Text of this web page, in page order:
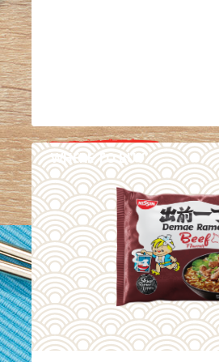
WHERE TO BUY
DETAILS